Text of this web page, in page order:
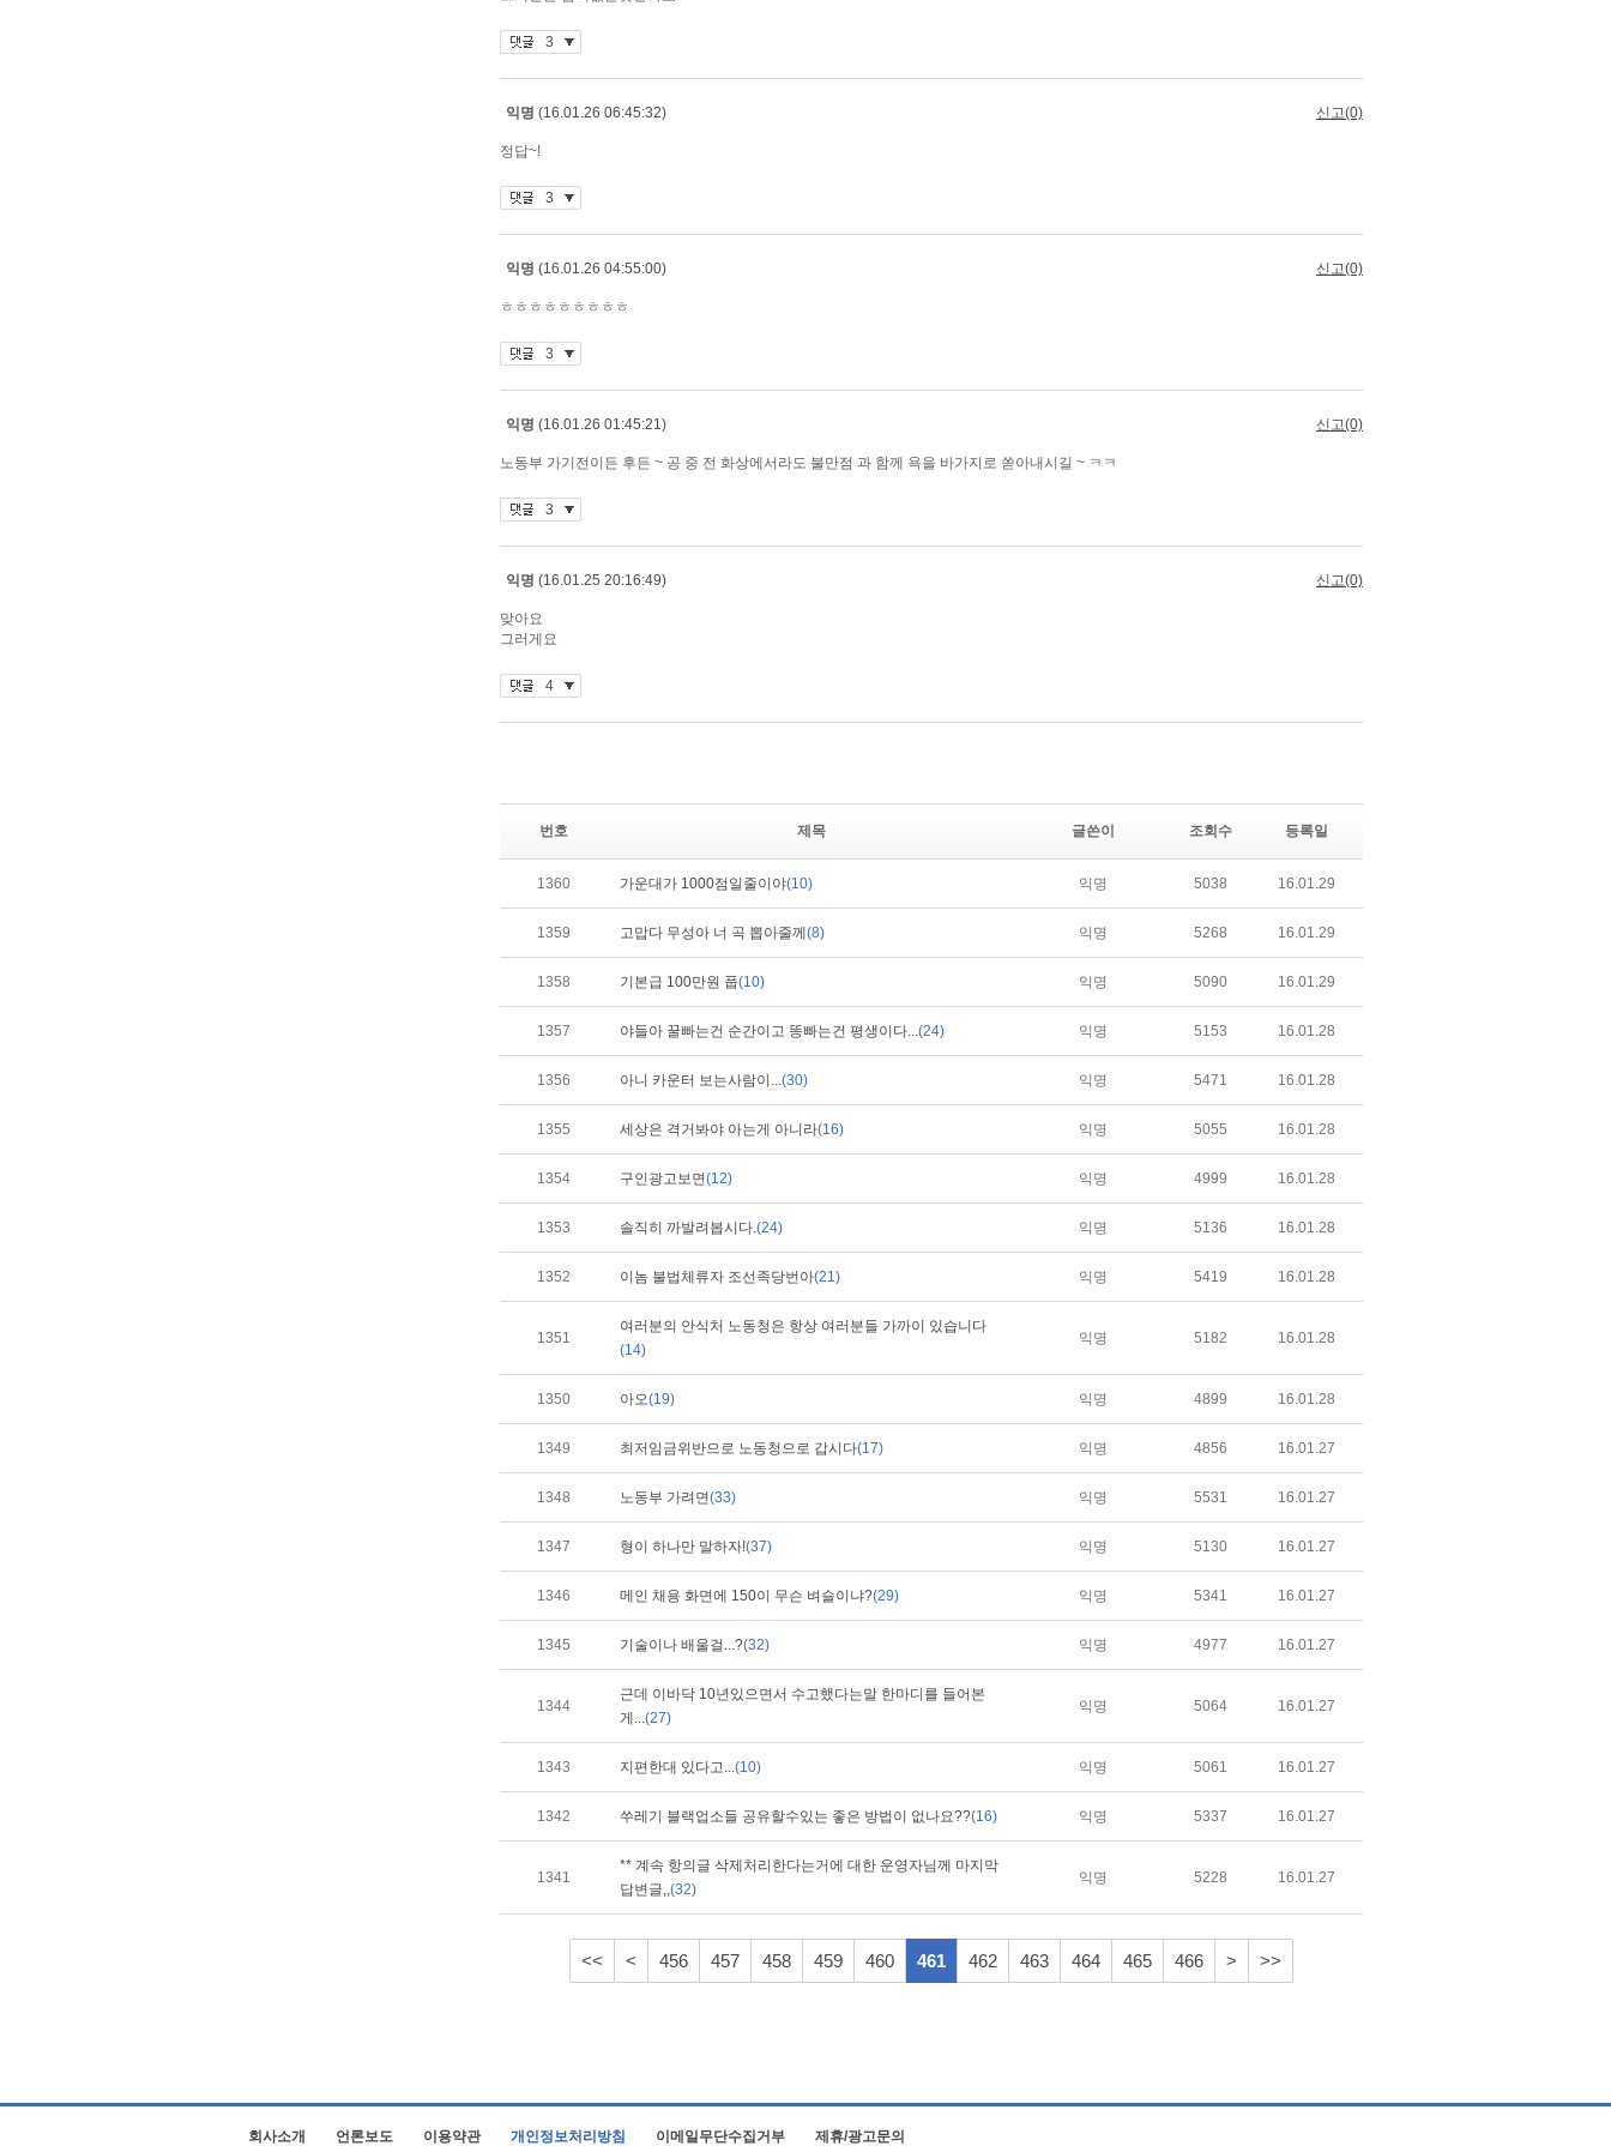
번호 제목 글쓴이 조회수 등록일
1360 가운대가 1000점일줄이야(10) 익명 5038 16.01.29
1359 고맙다 무성아 너 곡 뽑아줄께 (8) 익명 5268 16.01.29
1358 기본급 100만원 풉(10) 익명 5090 16.01.29
1357 야들아 꿀빠는건 순간이고 똥빠는건 평생이다...(24) 익명 5153 16.01.28
1356 아니 카운터 보는사람이...(30) 익명 5471 16.01.28
1355 세상은 격거봐야 아는게 아니라(16) 익명 5055 16.01.28
1354 구인광고보면(12) 익명 4999 16.01.28
1353 솔직히 까발려봅시다.(24) 익명 5136 16.01.28
1352 이놈 불법체류자 조선족당번아(21) 익명 5419 16.01.28
1351
여러분의 안식처 노동청은 항상 여러분들 가까이 있습니다
(14)
익명 5182 16.01.28
1350 아오(19) 익명 4899 16.01.28
1349 최저임금위반으로 노동청으로 갑시다(17) 익명 4856 16.01.27
1348 노동부 가려면(33) 익명 5531 16.01.27
1347 형이 하나만 말하자!(37) 익명 5130 16.01.27
1346 메인 채용 화면에 150이 무슨 벼슬이냐?(29) 익명 5341 16.01.27
1345 기술이나 배울걸...?(32) 익명 4977 16.01.27
1344
근데 이바닥 10년있으면서 수고했다는말 한마디를 들어본
게...(27)
익명 5064 16.01.27
1343 지편한대 있다고...(10) 익명 5061 16.01.27
1342 쑤레기 블랙업소들 공유할수있는 좋은 방법이 없나요??(16) 익명 5337 16.01.27
1341
** 계속 항의글 삭제처리한다는거에 대한 운영자님께 마지막
답변글,,(32)
익명 5228 16.01.27
<< < 456 457 458 459 460 461 462 463 464 465 466 > >>
회사소개 언론보도 이용약관 개인정보처리방침 이메일무단수집거부 제휴/광고문의